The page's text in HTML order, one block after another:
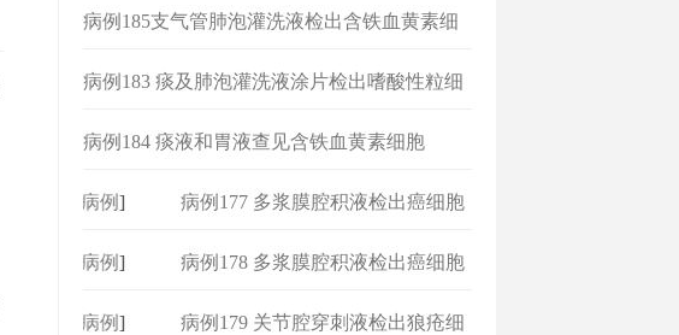
病例185支气管肺泡灌洗液检出含铁血黄素细
病例183 痰及肺泡灌洗液涂片检出嗜酸性粒细
病例184 痰液和胃液查见含铁血黄素细胞
病例] 病例177 多浆膜腔积液检出癌细胞
病例] 病例178 多浆膜腔积液检出癌细胞
病例]
病例179 关节腔穿刺液检出狼疮细